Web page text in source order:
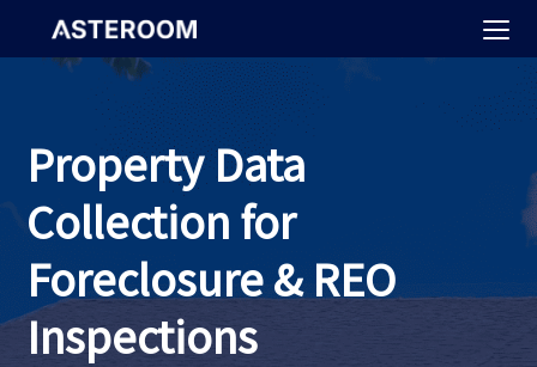
Property Data
Collection for
Foreclosure & REO
Inspections